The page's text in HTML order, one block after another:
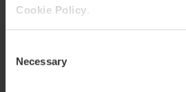
Cookie Policy
Selection
Necessary